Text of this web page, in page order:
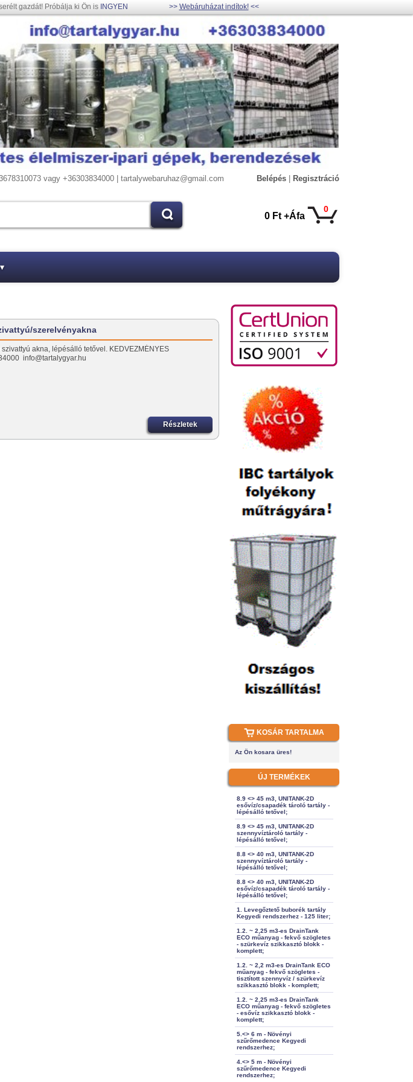
gazdát! Próbálja ki Ön is INGYEN >> Webáruházat indítok!<<
vagy +36303834000 | tartalywebaruhaz@gmail.com Belépés Regisztráció
0
0 Ft +Áfa
▾
szerelvényakna
akna, lépésálló tetővel. KEDVEZMÉNYES
info@tartalygyar.hu
Részletek
KOSÁR TARTALMA
Az Ön kosara üres!
ÚJ TERMÉKEK
8.9 <> 45 m3, UNITANK-2D
esővíz/csapadék tároló tartály -
lépésálló tetővel;
8.9 <> 45 m3, UNITANK-2D
szennyvíztároló tartály -
lépésálló tetővel;
8.8 <> 40 m3, UNITANK-2D
szennyvíztároló tartály -
lépésálló tetővel;
8.8 <> 40 m3, UNITANK-2D
esővíz/csapadék tároló tartály -
lépésálló tetővel;
1. Levegőztető buborék tartály
Kegyedi rendszerhez - 125 liter;
1.2. ~ 2,25 m3-es DrainTank
ECO műanyag - fekvő szögletes
- szürkevíz szikkasztó blokk -
komplett;
1.2. ~ 2,2 m3-es DrainTank ECO
műanyag - fekvő szögletes -
tisztított szennyvíz / szürkevíz
szikkasztó blokk - komplett;
1.2. ~ 2,25 m3-es DrainTank
ECO műanyag - fekvő szögletes
- esővíz szikkasztó blokk -
komplett;
5.<> 6 m - Növényi
szűrőmedence Kegyedi
rendszerhez;
4.<> 5 m - Növényi
szűrőmedence Kegyedi
rendszerhez;